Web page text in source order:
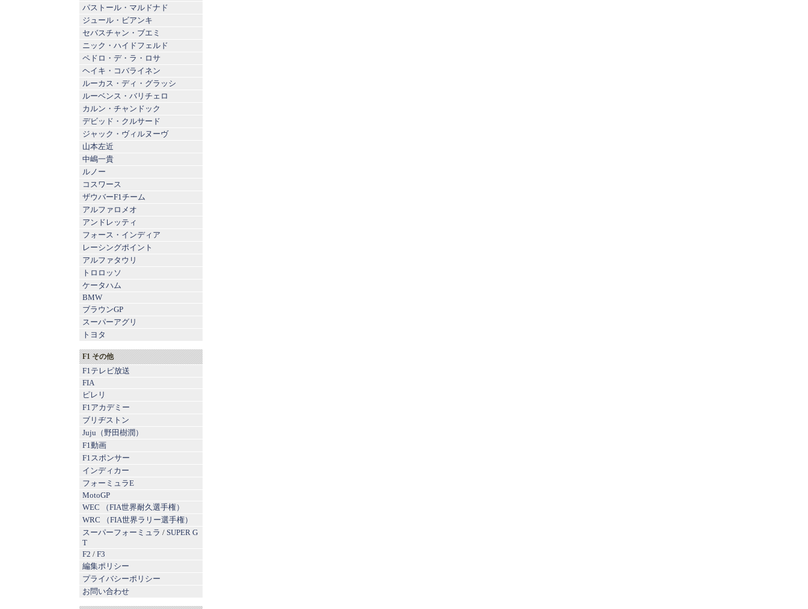
パストール・マルドナド
ジュール・ビアンキ
セバスチャン・ブエミ
ニック・ハイドフェルド
ペドロ・デ・ラ・ロサ
ヘイキ・コバライネン
ルーカス・ディ・グラッシ
ルーベンス・バリチェロ
カルン・チャンドック
デビッド・クルサード
ジャック・ヴィルヌーヴ
山本左近
中嶋一貴
ルノー
コスワース
ザウバーF1チーム
アルファロメオ
アンドレッティ
フォース・インディア
レーシングポイント
アルファタウリ
トロロッソ
ケータハム
BMW
ブラウンGP
スーパーアグリ
トヨタ
F1 その他
F1テレビ放送
FIA
ピレリ
F1アカデミー
ブリヂストン
Juju（野田樹潤）
F1動画
F1スポンサー
インディカー
フォーミュラE
MotoGP
WEC （FIA世界耐久選手権）
WRC （FIA世界ラリー選手権）
スーパーフォーミュラ / SUPER G
T
F2 / F3
編集ポリシー
プライバシーポリシー
お問い合わせ